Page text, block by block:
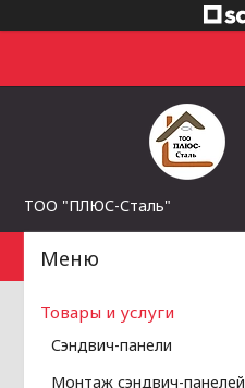
ТОО "ПЛЮС-Сталь"
Товары и услуги
Сэндвич-панели
Монтаж сэндвич-панелей